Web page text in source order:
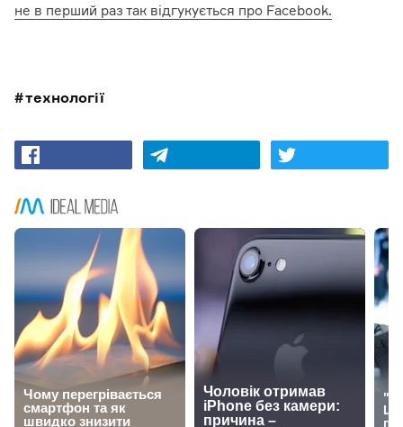
не в перший раз так відгукується про Facebook.
технології